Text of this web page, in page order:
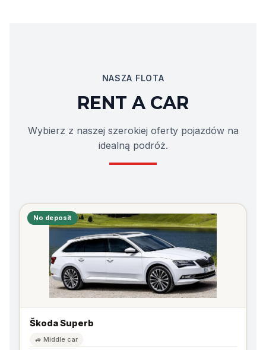
NASZA FLOTA
RENT A CAR
Wybierz z naszej szerokiej oferty pojazdów na
idealną podróż.
No deposit
Škoda Superb
🚙 Middle car